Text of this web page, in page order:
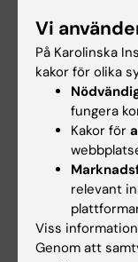
Christoffer
Mats
Christian Rück
Jari Tiihonen
Andrea
Robert Harris
Staffan
Caroline
Maja Jagodic
Karin Jensen
Arvid
Erik Hedman
Agneta
Mats
Brjánn
Anders
Tony Pansell
Stefan
Pete Williams
Ekonom -
Klicka på
till rätt person.
För forskare
Shlear Diliwi
Välj
Vi
På Karolinska
kakor för olika
fungera
Kakor för
relevant
Viss
Genom att